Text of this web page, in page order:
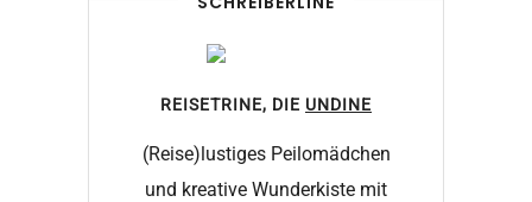
REISETRINE, DIE UNDINE
(Reise)lustiges Peilomädchen
und kreative Wunderkiste mit